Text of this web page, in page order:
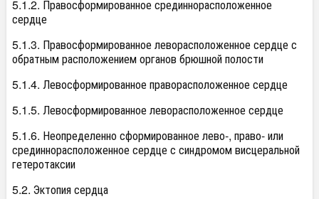
5.1.2. Правосформированное срединнорасположенное
сердце
5.1.3. Правосформированное леворасположенное сердце с
обратным расположением органов брюшной полости
5.1.4. Левосформированное праворасположенное сердце
5.1.5. Левосформированное леворасположенное сердце
5.1.6. Неопределенно сформированное лево-, право- или
срединнорасположенное сердце с синдромом висцеральной
гетеротаксии
5.2. Эктопия сердца